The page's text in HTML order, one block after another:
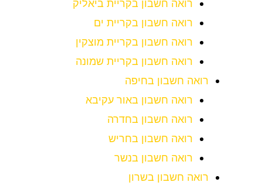
רואה חשבון בקריית ביאליק
רואה חשבון בקריית ים
רואה חשבון בקריית מוצקין
רואה חשבון בקריית שמונה
רואה חשבון בחיפה
רואה חשבון באור עקיבא
רואה חשבון בחדרה
רואה חשבון בחריש
רואה חשבון בנשר
רואה חשבון בשרון